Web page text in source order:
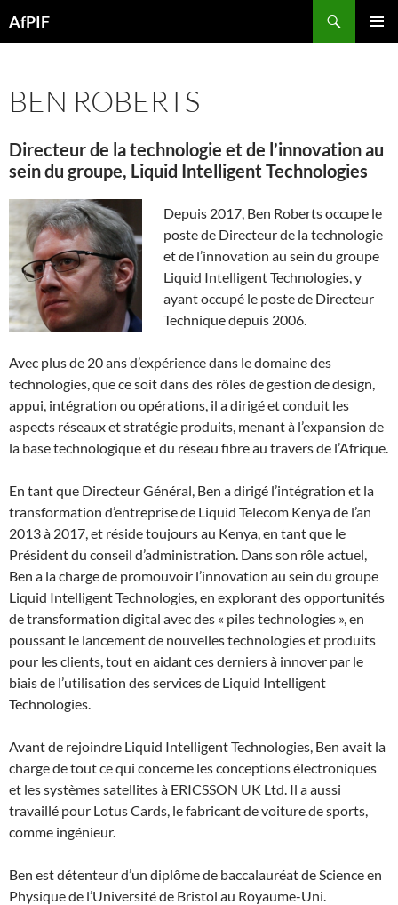
toAfPIF
BEN ROBERTS
Directeur de la technologie et de l’innovation au
sein du groupe, Liquid Intelligent Technologies
Depuis 2017, Ben Roberts occupe le
poste de Directeur de la technologie
et de l’innovation au sein du groupe
Liquid Intelligent Technologies, y
ayant occupé le poste de Directeur
Technique depuis 2006.
Avec plus de 20 ans d’expérience dans le domaine des
technologies, que ce soit dans des rôles de gestion de design,
appui, intégration ou opérations, il a dirigé et conduit les
aspects réseaux et stratégie produits, menant à l’expansion de
la base technologique et du réseau fibre au travers de l’Afrique.
En tant que Directeur Général, Ben a dirigé l’intégration et la
transformation d’entreprise de Liquid Telecom Kenya de l’an
2013 à 2017, et réside toujours au Kenya, en tant que le
Président du conseil d’administration. Dans son rôle actuel,
Ben a la charge de promouvoir l’innovation au sein du groupe
Liquid Intelligent Technologies, en explorant des opportunités
de transformation digital avec des « piles technologies », en
poussant le lancement de nouvelles technologies et produits
pour les clients, tout en aidant ces derniers à innover par le
biais de l’utilisation des services de Liquid Intelligent
Technologies.
Avant de rejoindre Liquid Intelligent Technologies, Ben avait la
charge de tout ce qui concerne les conceptions électroniques
et les systèmes satellites à ERICSSON UK Ltd. Il a aussi
travaillé pour Lotus Cards, le fabricant de voiture de sports,
comme ingénieur.
Ben est détenteur d’un diplôme de baccalauréat de Science en
Physique de l’Université de Bristol au Royaume-Uni.